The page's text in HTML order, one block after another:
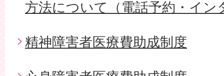
方法について（電話予約・イン
精神障害者医療費助成制度